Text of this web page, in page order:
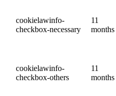
cookielawinfo-
checkbox-necessary
11
months
cookielawinfo-
checkbox-others
11
months